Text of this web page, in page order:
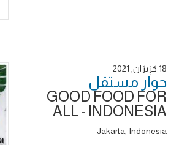
18 حَزِيرَان, 2021
حوار ‎مستقل
GOOD FOOD FOR
ALL - INDONESIA
Jakarta, Indonesia